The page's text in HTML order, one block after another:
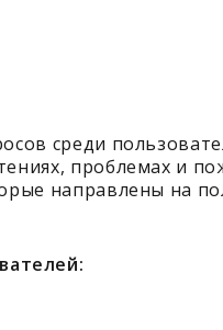
среди
проблемах и
направлены на